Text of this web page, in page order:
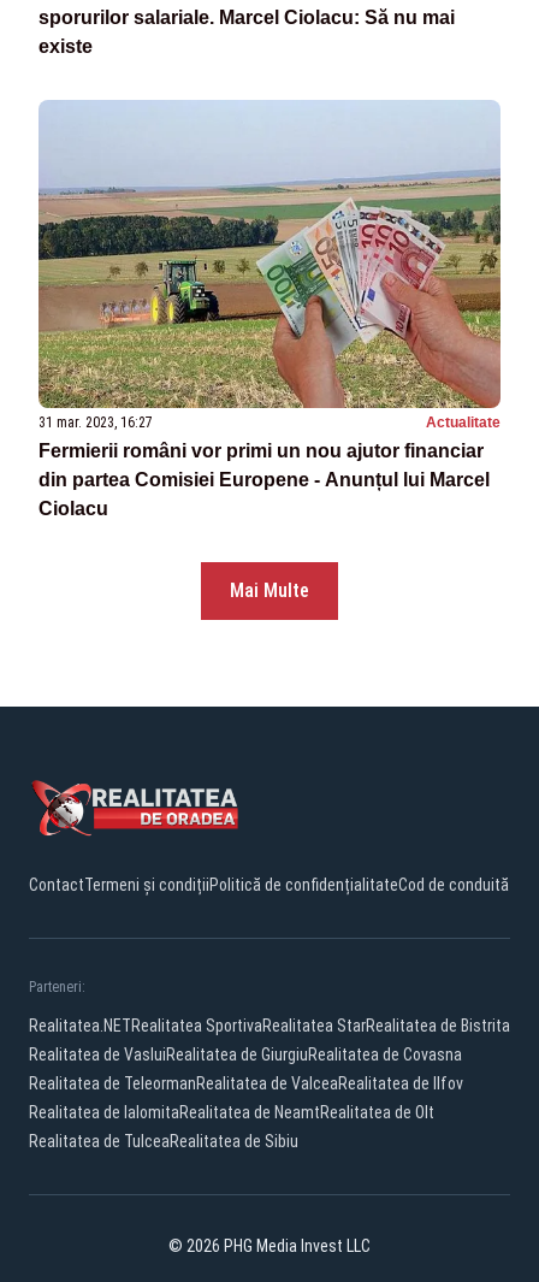
sporurilor salariale. Marcel Ciolacu: Să nu mai
existe
31 mar. 2023, 16:27 Actualitate
Fermierii români vor primi un nou ajutor financiar
din partea Comisiei Europene - Anunțul lui Marcel
Ciolacu
Mai Multe
ContactTermeni și condițiiPolitică de confidențialitateCod de conduită
Parteneri:
Realitatea.NETRealitatea SportivaRealitatea StarRealitatea de Bistrita
Realitatea de VasluiRealitatea de GiurgiuRealitatea de Covasna
Realitatea de TeleormanRealitatea de ValceaRealitatea de Ilfov
Realitatea de IalomitaRealitatea de NeamtRealitatea de Olt
Realitatea de TulceaRealitatea de Sibiu
© 2026 PHG Media Invest LLC